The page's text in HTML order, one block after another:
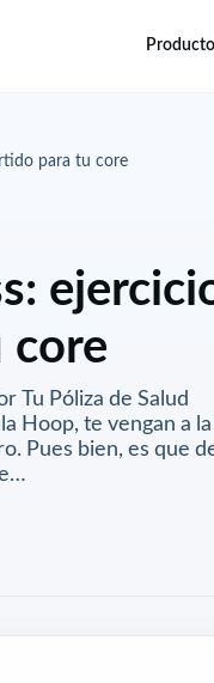
para tu core
core
Tu Póliza de Salud
Hoop, te vengan a
Pues bien, es que